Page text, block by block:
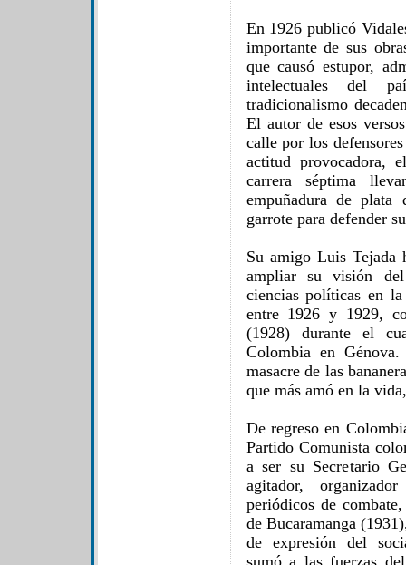
En 1926 publicó
importante de sus
que causó estupor,
intelectuales del
tradicionalismo
El autor de esos
calle por los
actitud provocadora,
carrera séptima
empuñadura de
garrote para defender
Su amigo Luis Tejada
ampliar su visión
ciencias políticas en
entre 1926 y 1929,
(1928) durante el
Colombia en
masacre de las
que más amó en la
De regreso en
Partido Comunista
a ser su Secretario
agitador,
periódicos de
de Bucaramanga
de expresión del
sumó a las fuerzas